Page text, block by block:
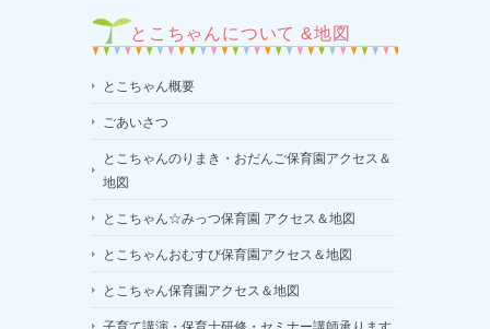
とこちゃんについて &地図
とこちゃん概要
ごあいさつ
とこちゃんのりまき・おだんご保育園アクセス＆
地図
とこちゃん☆みっつ保育園 アクセス＆地図
とこちゃんおむすび保育園アクセス＆地図
とこちゃん保育園アクセス＆地図